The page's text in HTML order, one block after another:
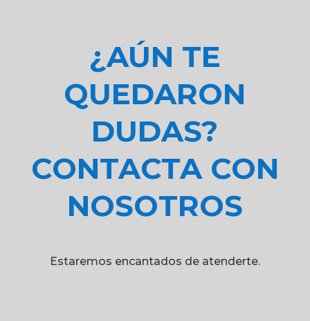
¿AÚN TE
QUEDARON
DUDAS?
CONTACTA CON
NOSOTROS
Estaremos encantados de atenderte.